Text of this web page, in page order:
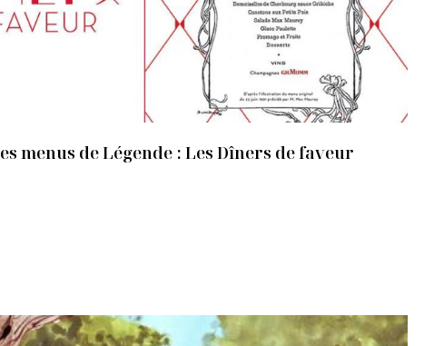
menus de Légende : Les Dîners de faveur